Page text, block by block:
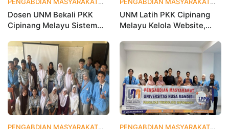
Dosen UNM Bekali PKK
Cipinang Melayu Sistem
Dorong Pemberdayaan
Berbasis Data
UNM Latih PKK Cipinang
Melayu Kelola Website,
Digital Masyarakat
PENGABDIAN MASYARAKAT 1 bulan yang lalu
PENGABDIAN MASYARAKAT